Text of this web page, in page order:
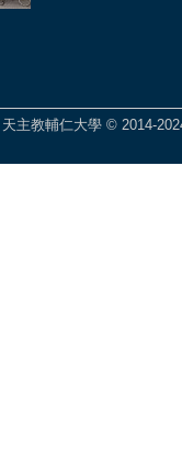
天主教輔仁大學 © 2014-